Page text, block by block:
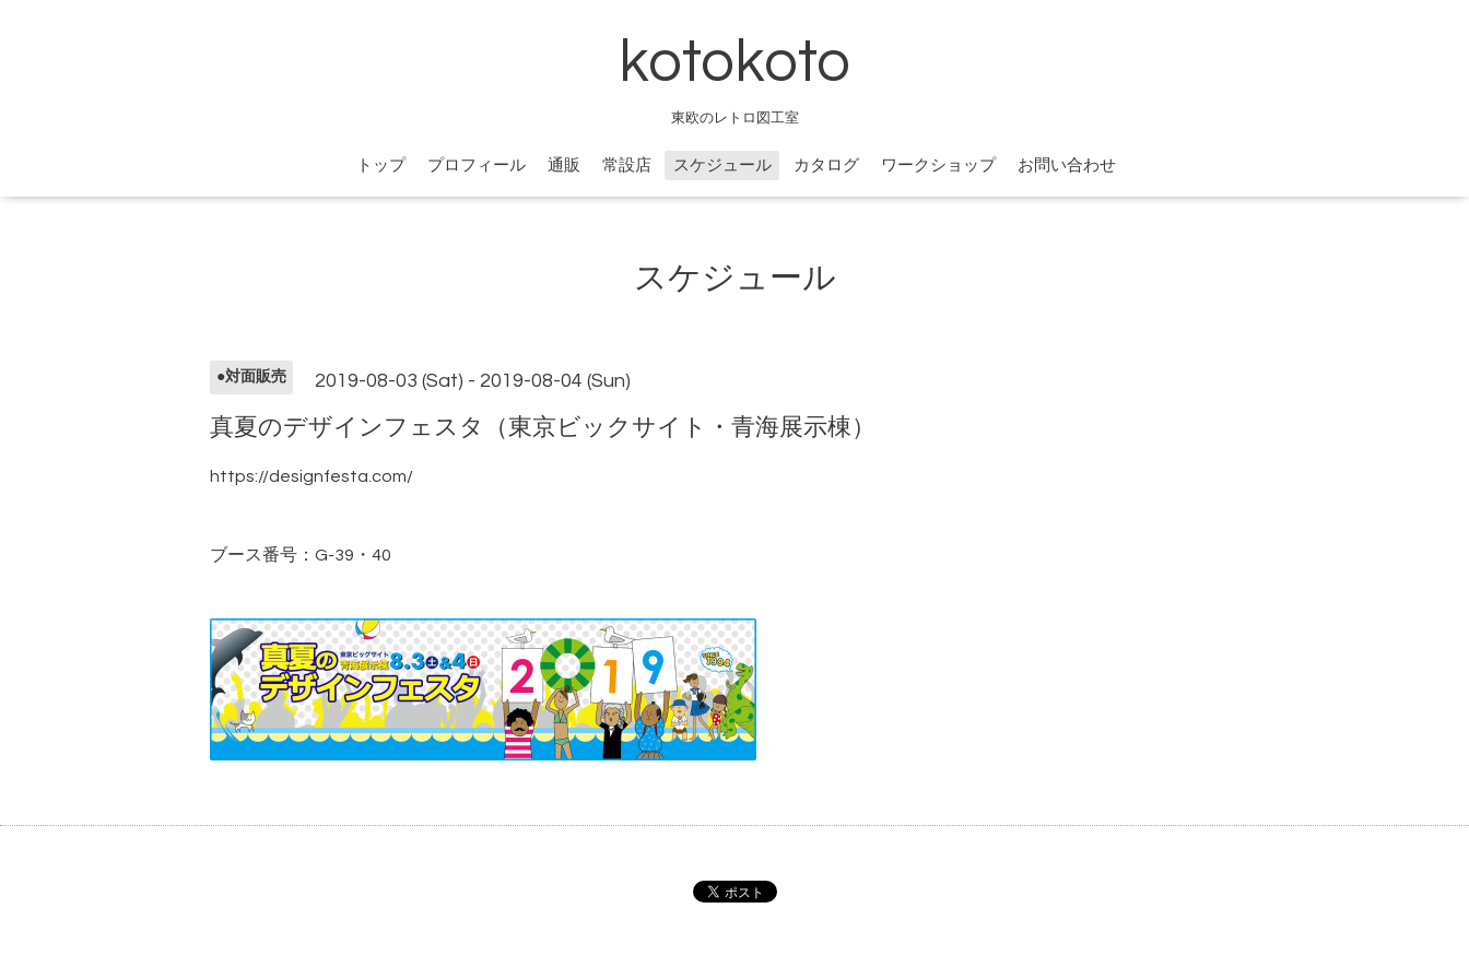
kotokoto
東欧のレトロ図工室
トップ プロフィール 通販 常設店 スケジュール カタログ ワークショップ お問い合わせ
スケジュール
●対面販売 2019-08-03 (Sat) - 2019-08-04 (Sun)
真夏のデザインフェスタ（東京ビックサイト・青海展示棟）
https://designfesta.com/
ブース番号：G-39・40